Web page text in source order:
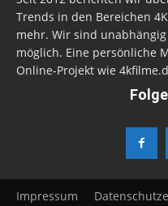
Trends in den Bereichen
mehr. Wir sind
möglich. Eine persönliche
Online-Projekt wie
Impressum